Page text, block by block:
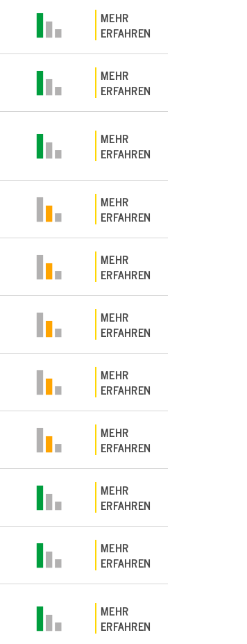
MEHR
ERFAHREN
MEHR
ERFAHREN
MEHR
ERFAHREN
MEHR
ERFAHREN
MEHR
ERFAHREN
MEHR
ERFAHREN
MEHR
ERFAHREN
MEHR
ERFAHREN
MEHR
ERFAHREN
MEHR
ERFAHREN
MEHR
ERFAHREN